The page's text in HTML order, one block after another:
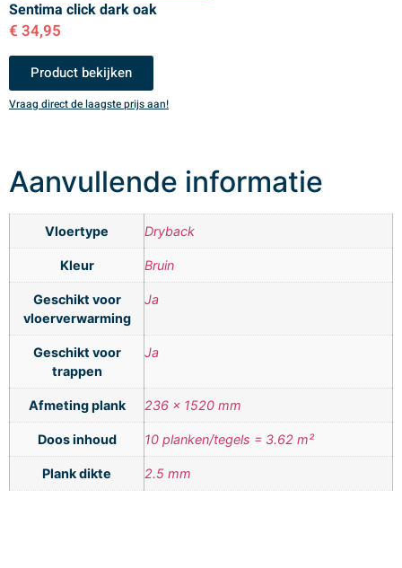
Sentima click dark oak
€ 34,95
Product bekijken
Vraag direct de laagste prijs aan!
Aanvullende informatie
Vloertype Dryback
Kleur Bruin
Geschikt voor
vloerverwarming
Ja
Geschikt voor
trappen
Ja
Afmeting plank 236 x 1520 mm
Doos inhoud 10 planken/tegels = 3.62 m²
Plank dikte 2.5 mm